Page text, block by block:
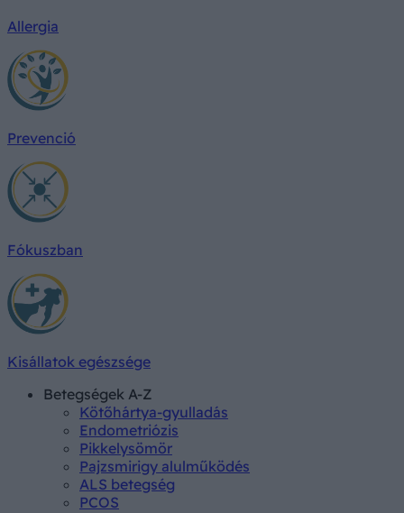
Allergia
Prevenció
Fókuszban
Kisállatok egészsége
Betegségek A-Z
Kötőhártya-gyulladás
Endometriózis
Pikkelysömör
Pajzsmirigy alulműködés
ALS betegség
PCOS